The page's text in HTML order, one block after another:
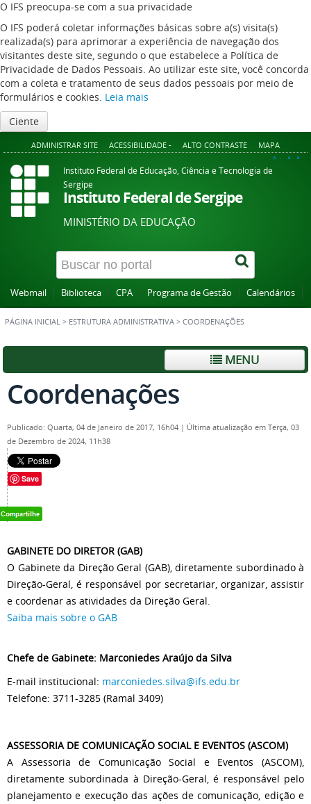
O IFS preocupa-se com a sua privacidade
O IFS poderá coletar informações básicas sobre a(s) visita(s)
realizada(s) para aprimorar a experiência de navegação dos
visitantes deste site, segundo o que estabelece a Política de
Privacidade de Dados Pessoais. Ao utilizar este site, você concorda
com a coleta e tratamento de seus dados pessoais por meio de
formulários e cookies. Leia mais
Ciente
ADMINISTRAR SITE ACESSIBILIDADE - ALTO CONTRASTE MAPA
A+ A A-
Instituto Federal de Educação, Ciência e Tecnologia de
Sergipe
Instituto Federal de Sergipe
MINISTÉRIO DA EDUCAÇÃO
Webmail Biblioteca CPA Programa de Gestão Calendários
PÁGINA INICIAL > ESTRUTURA ADMINISTRATIVA > COORDENAÇÕES
MENU
Coordenações
Publicado: Quarta, 04 de Janeiro de 2017, 16h04 | Última atualização em Terça, 03
de Dezembro de 2024, 11h38
Save
GABINETE DO DIRETOR (GAB)
O Gabinete da Direção Geral (GAB), diretamente subordinado à
Direção-Geral, é responsável por secretariar, organizar, assistir
e coordenar as atividades da Direção Geral.
Saiba mais sobre o GAB
Chefe de Gabinete: Marconiedes Araújo da Silva
E-mail institucional: marconiedes.silva@ifs.edu.br
Telefone: 3711-3285 (Ramal 3409)
ASSESSORIA DE COMUNICAÇÃO SOCIAL E EVENTOS (ASCOM)
A Assessoria de Comunicação Social e Eventos (ASCOM),
diretamente subordinada à Direção-Geral, é responsável pelo
planejamento e execução das ações de comunicação, edição e